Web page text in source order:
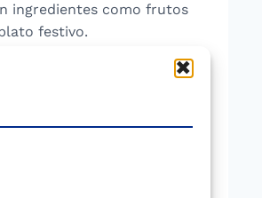
ingredientes como frutos
festivo.
elaborados (charcutería) y
principal, algunas de las
el pavo asado a la